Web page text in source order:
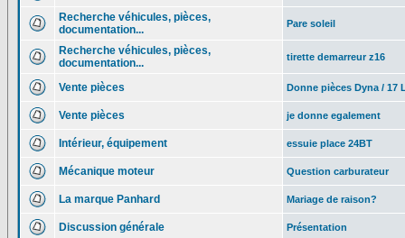
Recherche véhicules, pièces,
documentation...
Pare soleil
Recherche véhicules, pièces,
documentation...
tirette demarreur z16
Vente pièces Donne pièces Dyna / 17
Vente pièces je donne egalement
Intérieur, équipement essuie place 24BT
Mécanique moteur Question carburateur
La marque Panhard Mariage de raison?
Discussion générale Présentation